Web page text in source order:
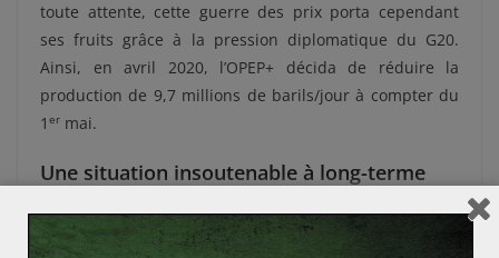
toute attente, cette guerre des prix porta cependant
ses fruits grâce à la pression diplomatique du G20.
Ainsi, en avril 2020, l’OPEP+ décida de réduire la
production de 9,7 millions de barils/jour à compter du
1 er mai.
Une situation insoutenable à long-terme
Cet accord n’a pas eu pour l’instant l’effet escompté. Le